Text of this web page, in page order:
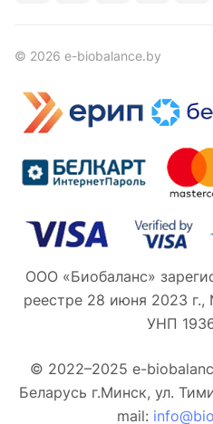
© 2026 e-biobalance.by
ООО «Биобаланс»
реестре 28 июня 2023
УНП
© 2022–2025 e-
Беларусь г.Минск, ул.
mail: